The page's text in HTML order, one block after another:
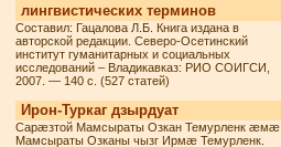
лингвистических терминов
Составил: Гацалова Л.Б. Книга издана в
авторской редакции. Северо-Осетинский
институт гуманитарных и социальных
исследований – Владикавказ: РИО СОИГСИ,
2007. — 140 с. (527 статей)
Ирон-Туркаг дзырдуат
Сарæзтой Мамсыраты Озкан Темурленк æмæ
Мамсыраты Озканы чызг Ирмæ Темурленк.